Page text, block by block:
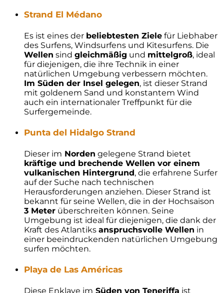
Strand El Médano
Es ist eines der beliebtesten Ziele für Liebhaber
des Surfens, Windsurfens und Kitesurfens. Die
Wellen sind gleichmäßig und mittelgroß, ideal
für diejenigen, die ihre Technik in einer
natürlichen Umgebung verbessern möchten.
Im Süden der Insel gelegen, ist dieser Strand
mit goldenem Sand und konstantem Wind
auch ein internationaler Treffpunkt für die
Surfergemeinde.
Punta del Hidalgo Strand
Dieser im Norden gelegene Strand bietet
kräftige und brechende Wellen vor einem
vulkanischen Hintergrund, die erfahrene Surfer
auf der Suche nach technischen
Herausforderungen anziehen. Dieser Strand ist
bekannt für seine Wellen, die in der Hochsaison
3 Meter überschreiten können. Seine
Umgebung ist ideal für diejenigen, die dank der
Kraft des Atlantiks anspruchsvolle Wellen in
einer beeindruckenden natürlichen Umgebung
surfen möchten.
Playa de Las Américas
Diese Enklave im Süden von Teneriffa ist